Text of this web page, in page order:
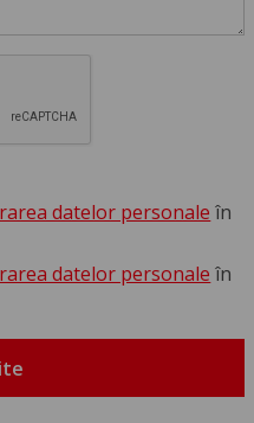
datelor personale în
datelor personale în